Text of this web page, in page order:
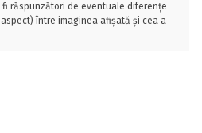
răspunzători de eventuale diferențe
între imaginea afișată și cea a